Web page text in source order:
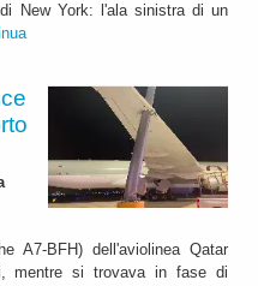
New York: l'ala sinistra di un
A7-BFH) dell'aviolinea Qatar
mentre si trovava in fase di